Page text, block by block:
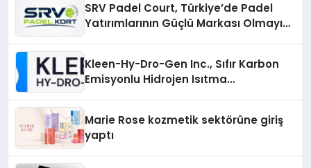
SRV Padel Court, Türkiye’de Padel
Yatırımlarının Güçlü Markası Olmayı
Kleen-Hy-Dro-Gen Inc., Sıfır Karbon
Emisyonlu Hidrojen Isıtma
Marie Rose kozmetik sektörüne giriş
yaptı